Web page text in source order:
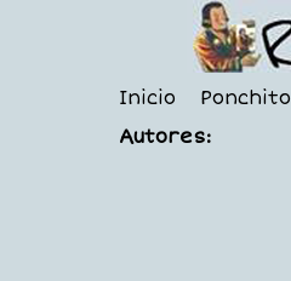
Inicio Ponchito
Autores: